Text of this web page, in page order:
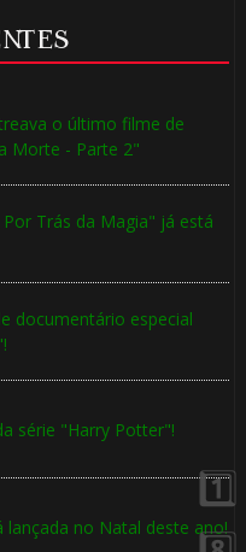
o último filme de
Morte - Parte 2"
Trás da Magia" já está
documentário especial
série "Harry Potter"!
lançada no Natal deste ano!